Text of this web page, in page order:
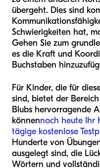
übergeht. Dies sind
Schwierigkeiten hat,
Gehen Sie zum
es die Kraft und
Buchstaben
Für Kinder, die für
sind, bietet der
Blubs hervorragende
könnennoch heute Ihr
tägige kostenlose
Hunderte von
ausgelegt sind, die
Wörtern und